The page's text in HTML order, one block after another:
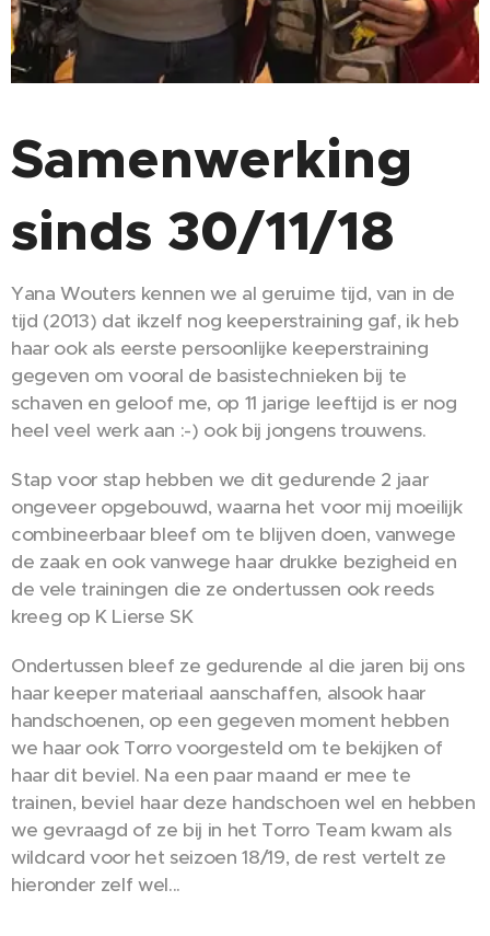
Samenwerking
sinds 30/11/18
Yana Wouters kennen we al geruime tijd, van in de
tijd (2013) dat ikzelf nog keeperstraining gaf, ik heb
haar ook als eerste persoonlijke keeperstraining
gegeven om vooral de basistechnieken bij te
schaven en geloof me, op 11 jarige leeftijd is er nog
heel veel werk aan :-) ook bij jongens trouwens.
Stap voor stap hebben we dit gedurende 2 jaar
ongeveer opgebouwd, waarna het voor mij moeilijk
combineerbaar bleef om te blijven doen, vanwege
de zaak en ook vanwege haar drukke bezigheid en
de vele trainingen die ze ondertussen ook reeds
kreeg op K Lierse SK
Ondertussen bleef ze gedurende al die jaren bij ons
haar keeper materiaal aanschaffen, alsook haar
handschoenen, op een gegeven moment hebben
we haar ook Torro voorgesteld om te bekijken of
haar dit beviel. Na een paar maand er mee te
trainen, beviel haar deze handschoen wel en hebben
we gevraagd of ze bij in het Torro Team kwam als
wildcard voor het seizoen 18/19, de rest vertelt ze
hieronder zelf wel...